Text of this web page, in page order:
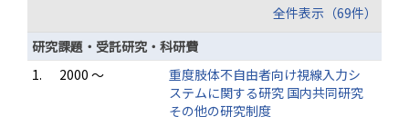
全件表示（69件）
研究課題・受託研究・科研費
1.
2000 ～
重度肢体不自由者向け視線入力シ
ステムに関する研究 国内共同研究
その他の研究制度